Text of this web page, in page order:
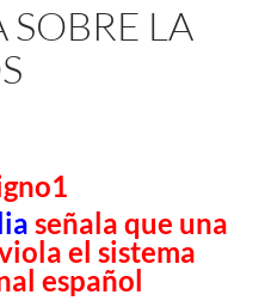
SOBRE LA
señala que una
el sistema
español